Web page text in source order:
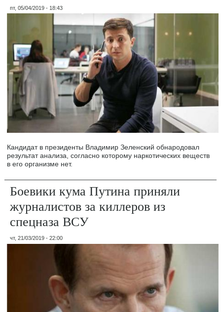
пт, 05/04/2019 - 18:43
Кандидат в президенты Владимир Зеленский обнародовал
результат анализа, согласно которому наркотических веществ
в его организме нет.
Боевики кума Путина приняли
журналистов за киллеров из
спецназа ВСУ
чт, 21/03/2019 - 22:00